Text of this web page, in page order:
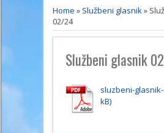
Home » Službeni glasnik»
02/24
Službeni glasnik
sluzbeni-